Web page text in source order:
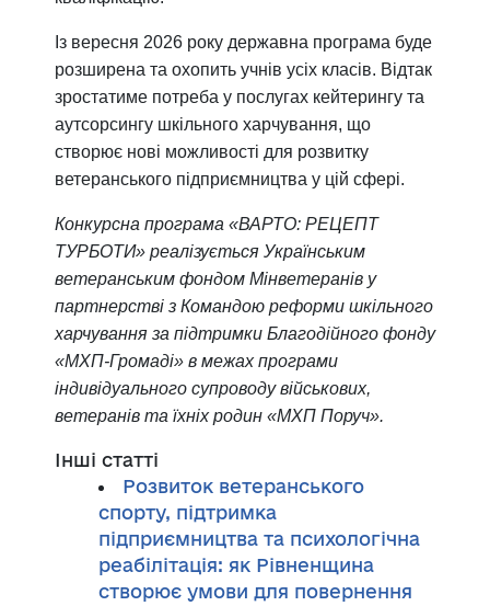
Із вересня 2026 року державна програма буде
розширена та охопить учнів усіх класів. Відтак
зростатиме потреба у послугах кейтерингу та
аутсорсингу шкільного харчування, що
створює нові можливості для розвитку
ветеранського підприємництва у цій сфері.
Конкурсна програма «ВАРТО: РЕЦЕПТ
ТУРБОТИ» реалізується Українським
ветеранським фондом Мінветеранів у
партнерстві з Командою реформи шкільного
харчування за підтримки Благодійного фонду
«МХП-Громаді» в межах програми
індивідуального супроводу військових,
ветеранів та їхніх родин «МХП Поруч».
Інші статті
Розвиток ветеранського
спорту, підтримка
підприємництва та психологічна
реабілітація: як Рівненщина
створює умови для повернення